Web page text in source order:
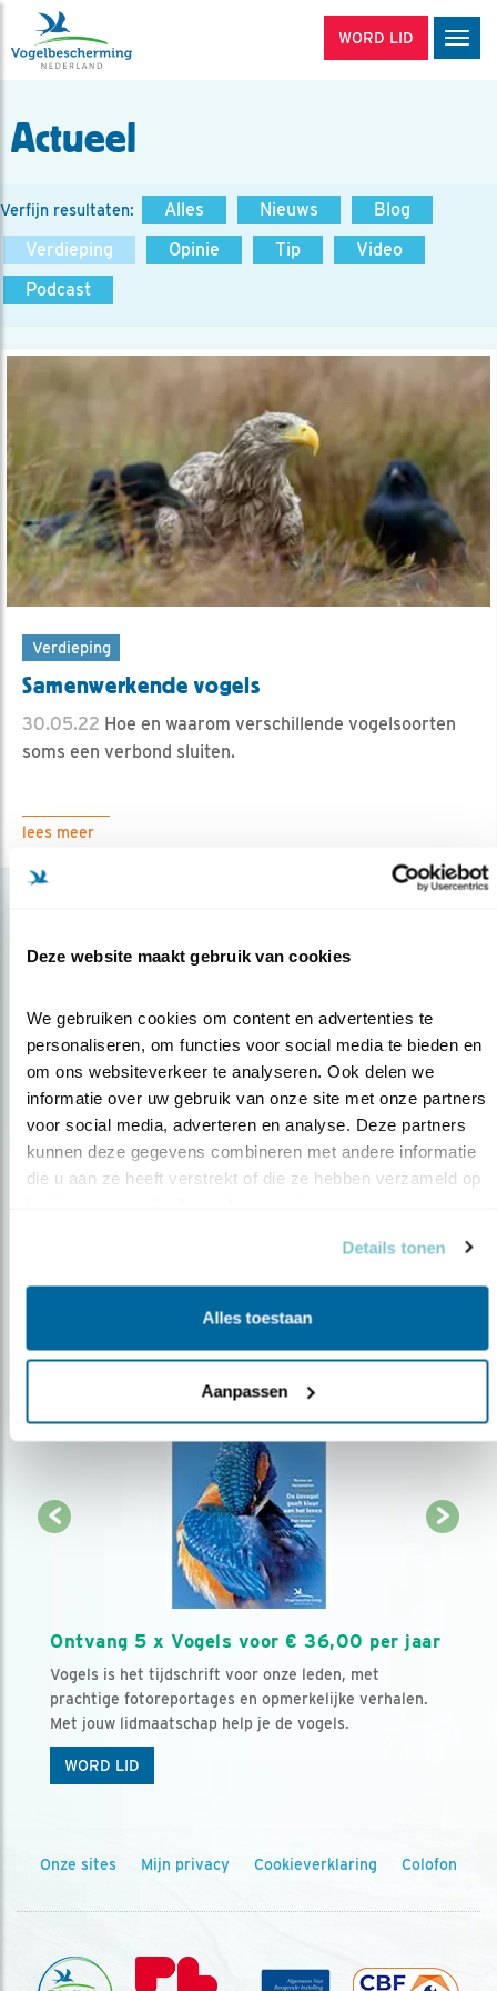
Deze website maakt gebruik van cookies
We gebruiken cookies om content en advertenties te
personaliseren, om functies voor social media te bieden en
om ons websiteverkeer te analyseren. Ook delen we
informatie over uw gebruik van onze site met onze partners
voor social media, adverteren en analyse. Deze partners
kunnen deze gegevens combineren met andere informatie
die u aan ze heeft verstrekt of die ze hebben verzameld op
Details tonen
Alles toestaan
Aanpassen
WORD LID
Actueel
Verfijn resultaten: Alles Nieuws
Blog
Verdieping
Opinie Tip
Video
Podcast
Verdieping
Samenwerkende vogels
30.05.22 Hoe en waarom verschillende vogelsoorten
soms een verbond sluiten.
lees meer
Op de hoogte blijven?
Meld je aan en ontvang nieuws, inspiratie, acties en tips
over vogels en activiteiten van Vogelbescherming.
AANMELDEN VOGELNIEUWS
Ontvang 5 x Vogels voor € 36,00 per jaar
Vogels is het tijdschrift voor onze leden, met
prachtige fotoreportages en opmerkelijke verhalen.
Met jouw lidmaatschap help je de vogels.
WORD LID
Onze sites Mijn privacy Cookieverklaring Colofon